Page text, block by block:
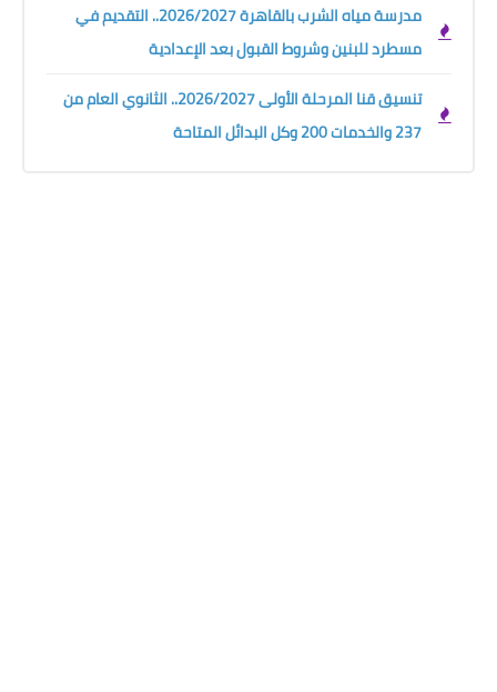
مدرسة مياه الشرب بالقاهرة 2026/2027.. التقديم في
مسطرد للبنين وشروط القبول بعد الإعدادية
تنسيق قنا المرحلة الأولى 2026/2027.. الثانوي العام من
237 والخدمات 200 وكل البدائل المتاحة